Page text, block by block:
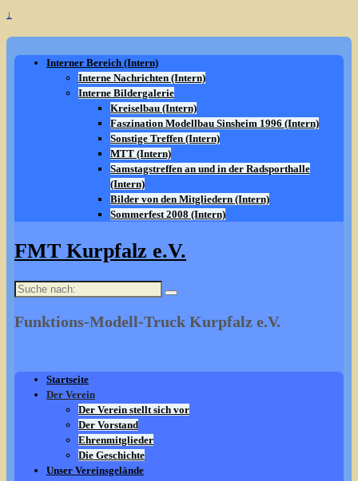
↓
Interner Bereich (Intern)
Interne Nachrichten (Intern)
Interne Bildergalerie
Kreiselbau (Intern)
Faszination Modellbau Sinsheim 1996 (Intern)
Sonstige Treffen (Intern)
MTT (Intern)
Samstagstreffen an und in der Radsporthalle
(Intern)
Bilder von den Mitgliedern (Intern)
Sommerfest 2008 (Intern)
FMT Kurpfalz e.V.
Suche
Funktions-Modell-Truck Kurpfalz e.V.
Startseite
Der Verein
Der Verein stellt sich vor
Der Vorstand
Ehrenmitglieder
Die Geschichte
Unser Vereinsgelände